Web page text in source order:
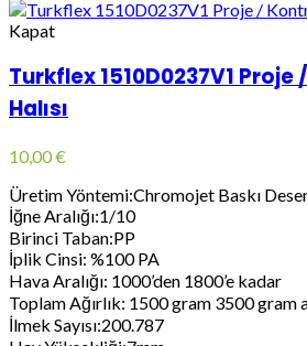
Kapat
Turkflex 1510D0237V1
Halısı
10,00€
Üretim Yöntemi:Chromojet Baskı
İğne Aralığı:1/10
Birinci Taban:PP
İplik Cinsi: %100 PA
Hava Aralığı: 1000’den 1800’e kadar
Toplam Ağırlık: 1500 gram 3500 gram
İlmek Sayısı:200.787